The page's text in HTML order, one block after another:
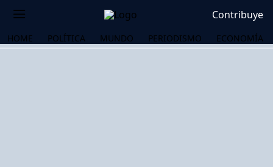
Contribuye
HOME POLÍTICA MUNDO PERIODISMO ECONOMÍA